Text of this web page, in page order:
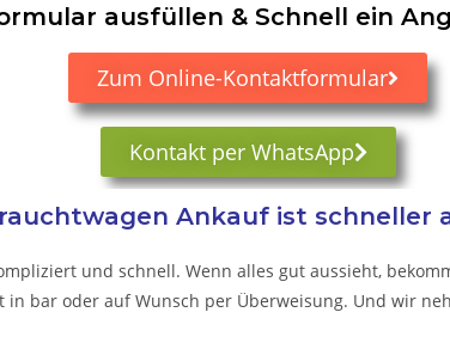
ausfüllen & Schnell ein
Zum Online-Kontaktformular
Kontakt per WhatsApp
Ankauf ist schneller
und schnell. Wenn alles gut aussieht,
in bar oder auf Wunsch per Überweisung. Und wir